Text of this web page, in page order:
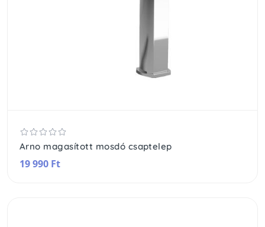
Arno magasított mosdó csaptelep
19 990 Ft